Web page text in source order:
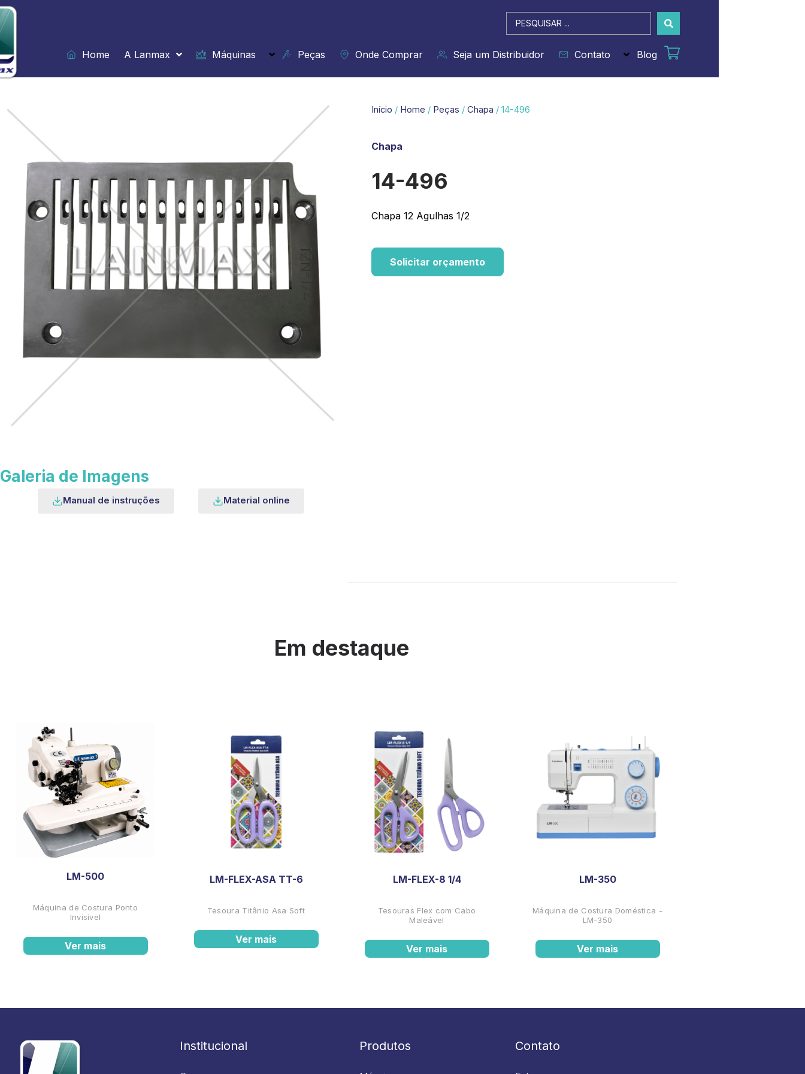
Ir
para
o
conteúdo
Pesquisar
...
Home
A Lanmax Máquinas Peças Onde Comprar Seja um Distribuidor Contato Blog
Galeria de Imagens
Manual de instruções Material online
Início / Home / Peças / Chapa / 14-496
Chapa
14-496
Chapa 12 Agulhas 1/2
Solicitar orçamento
Em destaque
LM-500
Máquina de Costura Ponto
Invisível
Ver mais
LM-FLEX-ASA TT-6
Tesoura Titânio Asa Soft
Ver mais
LM-FLEX-8 1/4
Tesouras Flex com Cabo
Maleável
Ver mais
LM-350
Máquina de Costura Doméstica -
LM-350
Ver mais
Institucional Produtos Contato